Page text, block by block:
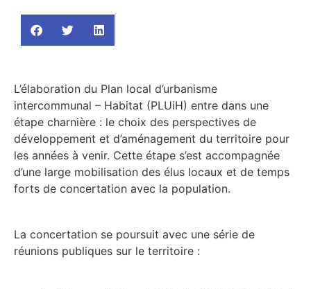
L’élaboration du Plan local d’urbanisme
intercommunal – Habitat (PLUiH) entre dans une
étape charnière : le choix des perspectives de
développement et d’aménagement du territoire pour
les années à venir. Cette étape s’est accompagnée
d’une large mobilisation des élus locaux et de temps
forts de concertation avec la population.
La concertation se poursuit avec une série de
réunions publiques sur le territoire :